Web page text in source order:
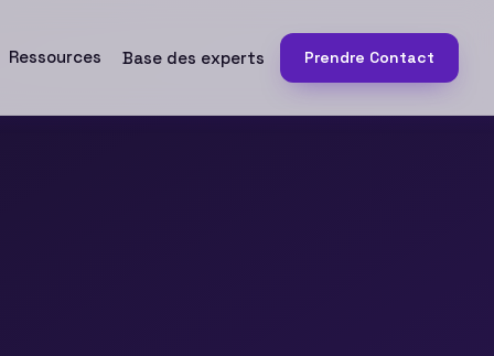
Ressources Base des experts Prendre Contact